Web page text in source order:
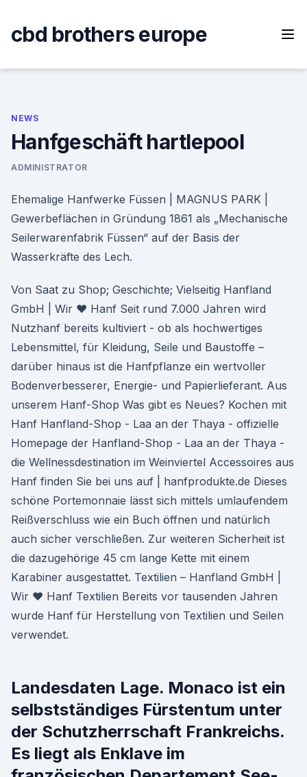
content
cbd brothers europe
NEWS
Hanfgeschäft hartlepool
ADMINISTRATOR
Ehemalige Hanfwerke Füssen | MAGNUS PARK |
Gewerbeflächen in Gründung 1861 als „Mechanische
Seilerwarenfabrik Füssen“ auf der Basis der
Wasserkräfte des Lech.
Von Saat zu Shop; Geschichte; Vielseitig Hanfland
GmbH | Wir ♥ Hanf Seit rund 7.000 Jahren wird
Nutzhanf bereits kultiviert - ob als hochwertiges
Lebensmittel, für Kleidung, Seile und Baustoffe –
darüber hinaus ist die Hanfpflanze ein wertvoller
Bodenverbesserer, Energie- und Papierlieferant. Aus
unserem Hanf-Shop Was gibt es Neues? Kochen mit
Hanf Hanfland-Shop - Laa an der Thaya - offizielle
Homepage der Hanfland-Shop - Laa an der Thaya -
die Wellnessdestination im Weinviertel Accessoires aus
Hanf finden Sie bei uns auf | hanfprodukte.de Dieses
schöne Portemonnaie lässt sich mittels umlaufendem
Reißverschluss wie ein Buch öffnen und natürlich
auch sicher verschließen. Zur weiteren Sicherheit ist
die dazugehörige 45 cm lange Kette mit einem
Karabiner ausgestattet. Textilien – Hanfland GmbH |
Wir ♥ Hanf Textilien Bereits vor tausenden Jahren
wurde Hanf für Herstellung von Textilien und Seilen
verwendet.
Landesdaten Lage. Monaco ist ein
selbstständiges Fürstentum unter
der Schutzherrschaft Frankreichs.
Es liegt als Enklave im